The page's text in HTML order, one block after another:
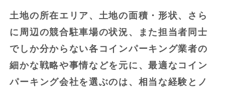
土地の所在エリア、土地の面積・形状、さら
に周辺の競合駐車場の状況、また担当者同士
でしか分からない各コインパーキング業者の
細かな戦略や事情などを元に、最適なコイン
パーキング会社を選ぶのは、相当な経験とノ